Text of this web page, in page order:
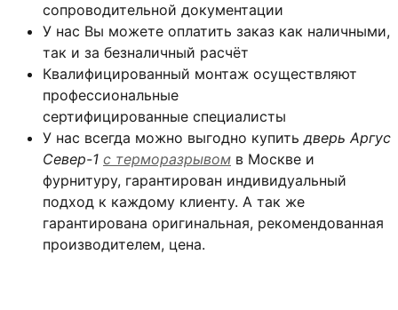
сопроводительной документации
У нас Вы можете оплатить заказ как наличными,
так и за безналичный расчёт
Квалифицированный монтаж осуществляют
профессиональные
сертифицированные специалисты
У нас всегда можно выгодно купитьдверь Аргус
Север-1 с терморазрывом в Москве и
фурнитуру, гарантирован индивидуальный
подход к каждому клиенту. А так же
гарантирована оригинальная, рекомендованная
производителем, цена.